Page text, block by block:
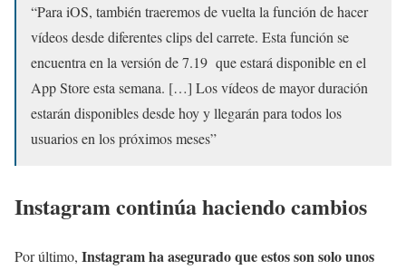
“Para iOS, también traeremos de vuelta la función de hacer
vídeos desde diferentes clips del carrete. Esta función se
encuentra en la versión de 7.19 que estará disponible en el
App Store esta semana. […] Los vídeos de mayor duración
estarán disponibles desde hoy y llegarán para todos los
usuarios en los próximos meses”
Instagram continúa haciendo cambios
Por último, Instagram ha asegurado que estos son solo unos